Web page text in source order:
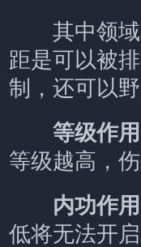
其中领域
距是可以被
制，还可以
等级作
等级越高，
内功作
低将无法开